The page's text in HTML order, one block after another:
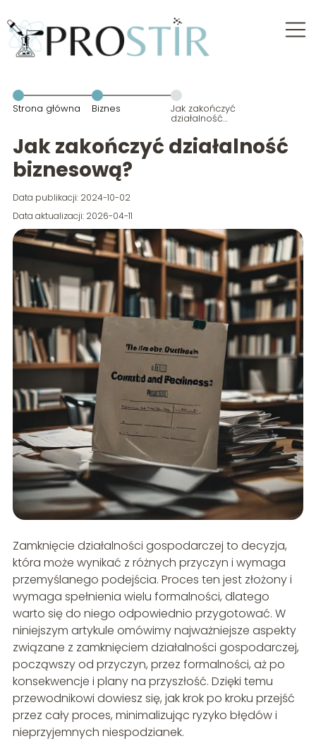
Strona główna Biznes Jak zakończyć
działalność
Jak zakończyć działalność
biznesową?
Data publikacji: 2024-10-02
Data aktualizacji: 2026-04-11
Zamknięcie działalności gospodarczej to decyzja,
która może wynikać z różnych przyczyn i wymaga
przemyślanego podejścia. Proces ten jest złożony i
wymaga spełnienia wielu formalności, dlatego
warto się do niego odpowiednio przygotować. W
niniejszym artykule omówimy najważniejsze aspekty
związane z zamknięciem działalności gospodarczej,
począwszy od przyczyn, przez formalności, aż po
konsekwencje i plany na przyszłość. Dzięki temu
przewodnikowi dowiesz się, jak krok po kroku przejść
przez cały proces, minimalizując ryzyko błędów i
nieprzyjemnych niespodzianek.